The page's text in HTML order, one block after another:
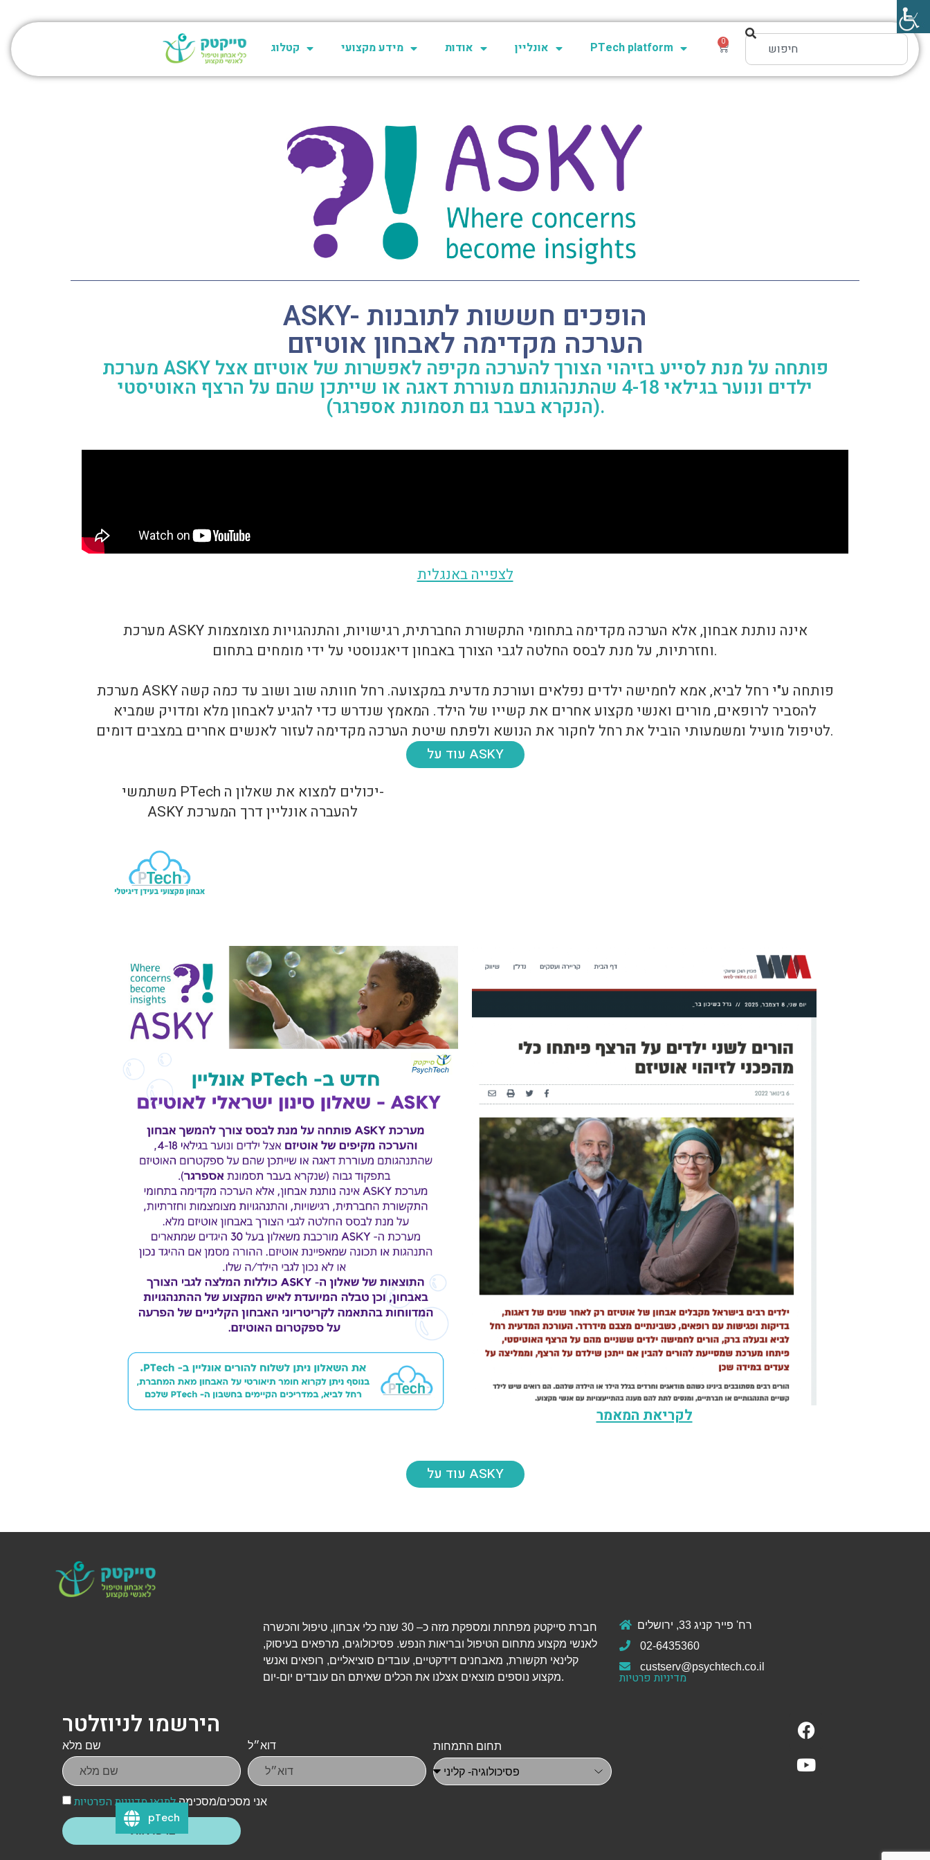
0 קטלוג מידע מקצועי אודות אונליין PTech platform
ASKY- הופכים חששות לתובנות
הערכה מקדימה לאבחון אוטיזם
מערכת ASKY פותחה על מנת לסייע בזיהוי הצורך להערכה מקיפה לאפשרות של אוטיזם אצל
ילדים ונוער בגילאי 4-18 שהתנהגותם מעוררת דאגה או שייתכן שהם על הרצף האוטיסטי
(הנקרא בעבר גם תסמונת אספרגר).
לצפייה באנגלית
מערכת ASKY אינה נותנת אבחון, אלא הערכה מקדימה בתחומי התקשורת החברתית, רגישויות, והתנהגויות מצומצמות
וחזרתיות, על מנת לבסס החלטה לגבי הצורך באבחון דיאגנוסטי על ידי מומחים בתחום.
מערכת ASKY פותחה ע"י רחל לביא, אמא לחמישה ילדים נפלאים ועורכת מדעית במקצועה. רחל חוותה שוב ושוב עד כמה קשה
להסביר לרופאים, מורים ואנשי מקצוע אחרים את קשייו של הילד. המאמץ שנדרש כדי להגיע לאבחון מלא ומדויק שמביא
לטיפול מועיל ומשמעותי הוביל את רחל לחקור את הנושא ולפתח שיטת הערכה מקדימה לעזור לאנשים אחרים במצבים דומים.
עוד על ASKY
משתמשי PTech יכולים למצוא את שאלון ה-
ASKY להעברה אונליין דרך המערכת
לקריאת המאמר
עוד על ASKY
רח' פייר קניג 33, ירושלים
02-6435360
custserv@psychtech.co.il
מדיניות פרטיות
חברת סייקטק מפתחת ומספקת מזה כ– 30 שנה כלי אבחון, טיפול והכשרה
לאנשי מקצוע מתחום הטיפול ובריאות הנפש. פסיכולוגים, מרפאים בעיסוק,
קלינאי תקשורת, מאבחנים דידקטיים, עובדים סוציאליים, רופאים ואנשי
מקצוע נוספים מוצאים אצלנו את הכלים שאיתם הם עובדים יום-יום.
הירשמו לניוזלטר
שם מלא דוא״ל תחום התמחות
אני מסכים/מסכימהלתנאי מדיניות הפרטיות
צרפו אותי
pTech